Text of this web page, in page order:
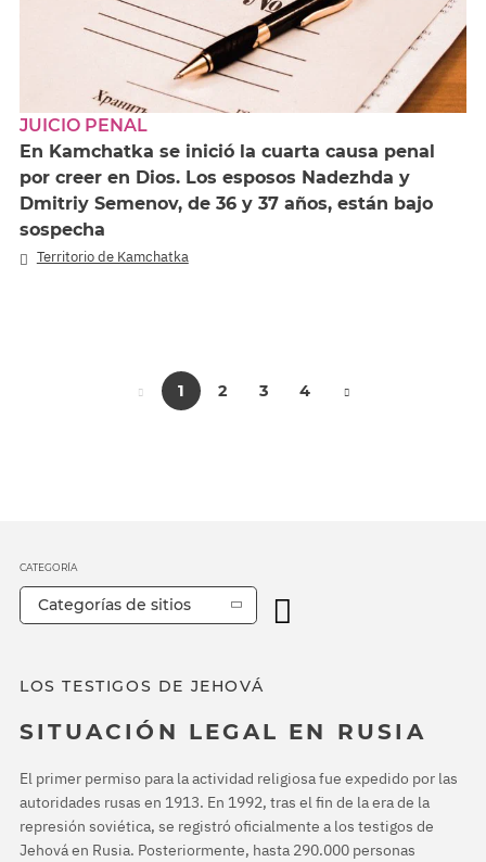
JUICIO PENAL
En Kamchatka se inició la cuarta causa penal
por creer en Dios. Los esposos Nadezhda y
Dmitriy Semenov, de 36 y 37 años, están bajo
sospecha
Territorio de Kamchatka
1 2 3 4
LOS TESTIGOS DE JEHOVÁ
SITUACIÓN LEGAL EN RUSIA
El primer permiso para la actividad religiosa fue expedido por las
autoridades rusas en 1913. En 1992, tras el fin de la era de la
represión soviética, se registró oficialmente a los testigos de
Jehová en Rusia. Posteriormente, hasta 290.000 personas
CATEGORÍA
Categorías de sitios